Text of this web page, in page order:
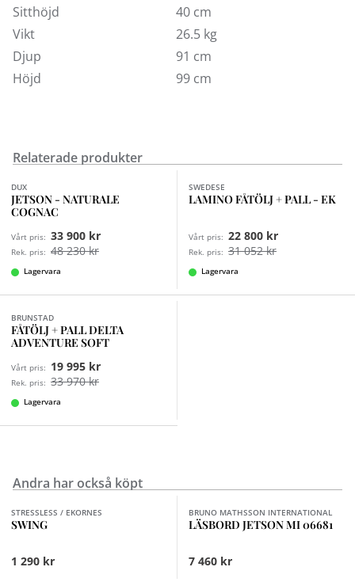
Sitthöjd
40 cm
Vikt
26.5 kg
Djup
91 cm
Höjd
99 cm
Relaterade produkter
DUX
JETSON - NATURALE
COGNAC
Vårt pris: 33 900 kr
Rek. pris: 48 230 kr
Lagervara
SWEDESE
LAMINO FÅTÖLJ + PALL - EK
Vårt pris: 22 800 kr
Rek. pris: 31 052 kr
Lagervara
BRUNSTAD
FÅTÖLJ + PALL DELTA
ADVENTURE SOFT
Vårt pris: 19 995 kr
Rek. pris: 33 970 kr
Lagervara
Andra har också köpt
Finns i fler val (4)
STRESSLESS / EKORNES
SWING
1 290 kr
BRUNO MATHSSON INTERNATIONAL
LÄSBORD JETSON MI 06681
7 460 kr